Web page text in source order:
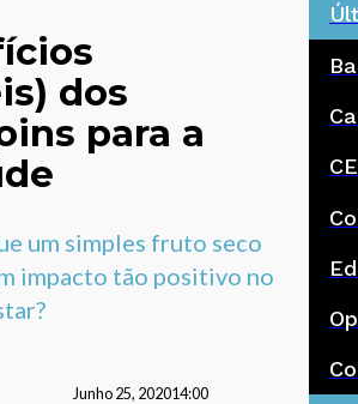
dos
para a
um simples fruto seco
impacto tão positivo no
Junho 25, 202014:00